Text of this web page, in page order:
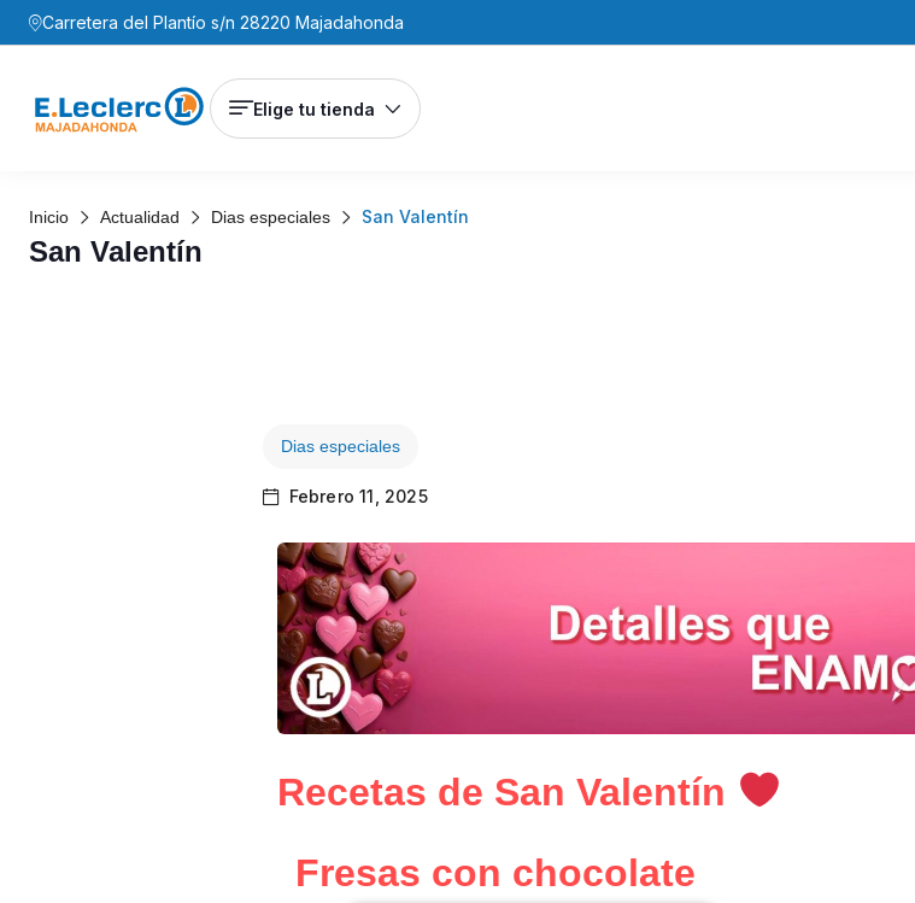
Carretera del Plantío s/n 28220 Majadahonda
Elige tu tienda
Inicio Actualidad Dias especiales San Valentín
San Valentín
Dias especiales
Febrero 11, 2025
Recetas de San Valentín
Fresas con chocolate